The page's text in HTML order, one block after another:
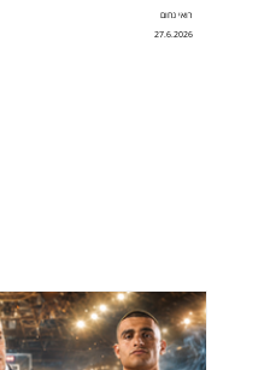
רואי נחום
27.6.2026